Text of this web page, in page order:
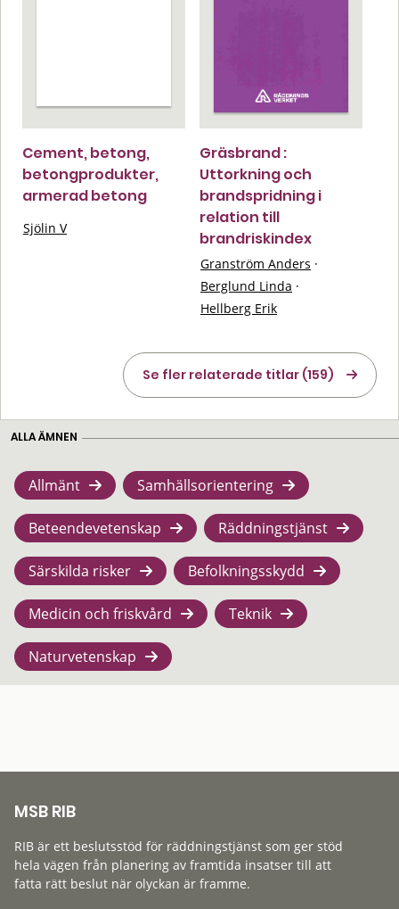
Cement, betong,
betongprodukter,
armerad betong
Sjölin V
Gräsbrand :
Uttorkning och
brandspridning i
relation till
brandriskindex
Granström Anders ·
Berglund Linda ·
Hellberg Erik
Se fler relaterade titlar (159)
ALLA ÄMNEN
Allmänt Samhällsorientering
Beteendevetenskap Räddningstjänst
Särskilda risker Befolkningsskydd
Medicin och friskvård Teknik
Naturvetenskap
MSB RIB
RIB är ett beslutsstöd för räddningstjänst som ger stöd
hela vägen från planering av framtida insatser till att
fatta rätt beslut när olyckan är framme.